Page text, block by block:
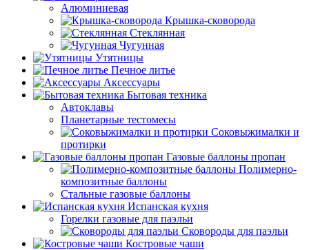
Алюминиевая
Крышка-сковорода
Стеклянная
Чугунная
Утятницы
Печное литье
Аксессуары
Бытовая техника
Автоклавы
Планетарные тестомесы
Соковыжималки и
протирки
Газовые баллоны пропан
Полимерно-
композитные баллоны
Стальные газовые баллоны
Испанская кухня
Горелки газовые для паэльи
Сковороды для паэльи
Костровые чаши